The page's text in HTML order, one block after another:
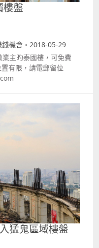
樓盤
機會・2018-05-29
主旳泰國樓，可免費
有限，請電郵留位
猛鬼區域樓盤